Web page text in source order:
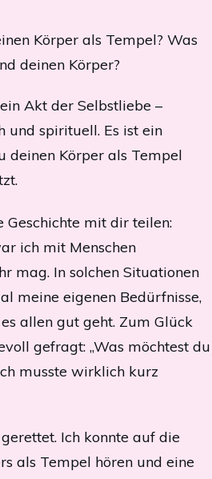
Körper als Tempel? Was
deinen Körper?
Akt der Selbstliebe –
und spirituell. Es ist ein
deinen Körper als Tempel
Geschichte mit dir teilen:
ich mit Menschen
mag. In solchen Situationen
meine eigenen Bedürfnisse,
allen gut geht. Zum Glück
gefragt: „Was möchtest du
musste wirklich kurz
Ich konnte auf die
als Tempel hören und eine